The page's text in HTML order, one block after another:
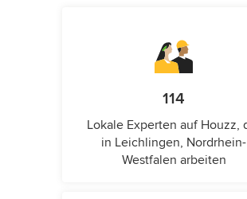
114
Lokale Experten auf Houzz,
in Leichlingen, Nordrhein-
Westfalen arbeiten